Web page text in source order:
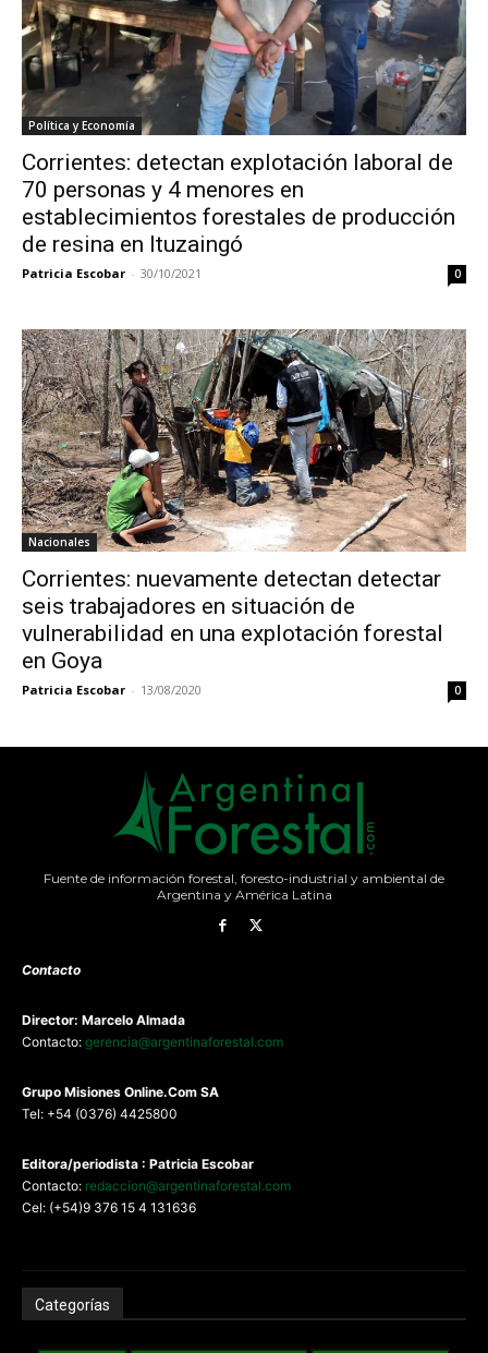
Política y Economía
Corrientes: detectan explotación laboral de
70 personas y 4 menores en
establecimientos forestales de producción
de resina en Ituzaingó
Patricia Escobar - 30/10/2021 0
Nacionales
Corrientes: nuevamente detectan detectar
seis trabajadores en situación de
vulnerabilidad en una explotación forestal
en Goya
Patricia Escobar - 13/08/2020 0
Fuente de información forestal, foresto-industrial y ambiental de
Argentina y América Latina
Contacto
Director: Marcelo Almada
Contacto: gerencia@argentinaforestal.com
Grupo Misiones Online.Com SA
Tel: +54 (0376) 4425800
Editora/periodista : Patricia Escobar
Contacto: redaccion@argentinaforestal.com
Cel: (+54)9 376 15 4 131636
Categorías